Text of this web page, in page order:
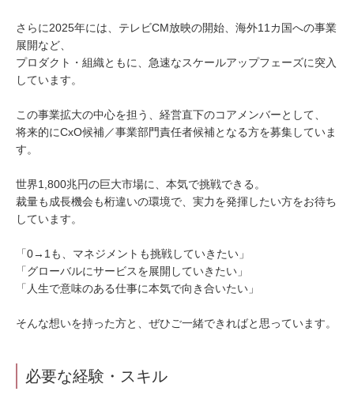
さらに2025年には、テレビCM放映の開始、海外11カ国への事業
展開など、
プロダクト・組織ともに、急速なスケールアップフェーズに突入
しています。
この事業拡大の中心を担う、経営直下のコアメンバーとして、
将来的にCxO候補／事業部門責任者候補となる方を募集していま
す。
世界1,800兆円の巨大市場に、本気で挑戦できる。
裁量も成長機会も桁違いの環境で、実力を発揮したい方をお待ち
しています。
「0→1も、マネジメントも挑戦していきたい」
「グローバルにサービスを展開していきたい」
「人生で意味のある仕事に本気で向き合いたい」
そんな想いを持った方と、ぜひご一緒できればと思っています。
必要な経験・スキル